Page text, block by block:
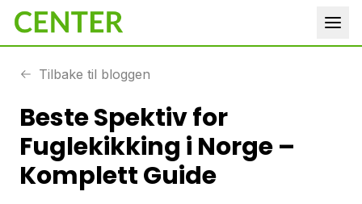
Tilbake til bloggen
Beste Spektiv for
Fuglekikking i Norge –
Komplett Guide